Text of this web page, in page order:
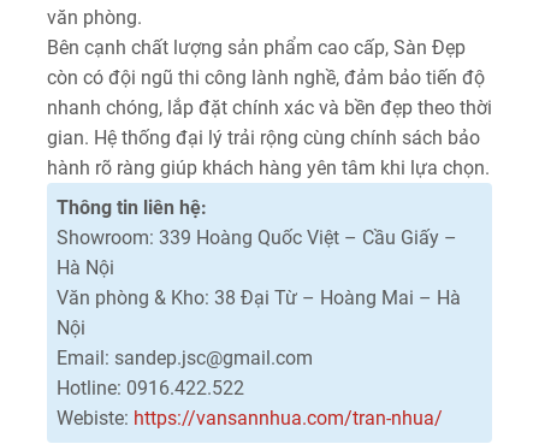
văn phòng.
Bên cạnh chất lượng sản phẩm cao cấp, Sàn Đẹp
còn có đội ngũ thi công lành nghề, đảm bảo tiến độ
nhanh chóng, lắp đặt chính xác và bền đẹp theo thời
gian. Hệ thống đại lý trải rộng cùng chính sách bảo
hành rõ ràng giúp khách hàng yên tâm khi lựa chọn.
Thông tin liên hệ:
Showroom: 339 Hoàng Quốc Việt – Cầu Giấy –
Hà Nội
Văn phòng & Kho: 38 Đại Từ – Hoàng Mai – Hà
Nội
Email: sandep.jsc@gmail.com
Hotline: 0916.422.522
Webiste: https://vansannhua.com/tran-nhua/